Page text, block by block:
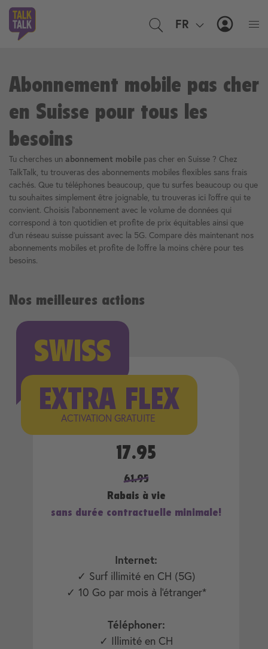
FR
EN
Abonnement mobile pas cher
en Suisse pour tous les
besoins
Tu cherches un abonnement mobile pas cher en Suisse ? Chez
TalkTalk, tu trouveras des abonnements mobiles flexibles sans frais
cachés. Que tu téléphones beaucoup, que tu surfes beaucoup ou que
tu souhaites simplement être joignable, tu trouveras ici l'offre qui te
convient. Choisis l'abonnement avec le volume de données qui
correspond à ton quotidien et profite de prix équitables ainsi que
d'un réseau suisse puissant avec la 5G. Compare dès maintenant nos
abonnements mobiles et profite de l'offre la moins chère pour tes
besoins.
Nos meilleures actions
SWISS
EXTRA FLEX
ACTIVATION GRATUITE
17.95
61.95
Rabais à vie
sans durée contractuelle minimale!
Internet:
✓ Surf illimité en CH (5G)
✓ 10 Go par mois à l'étranger*
Téléphoner:
✓ Illimité en CH